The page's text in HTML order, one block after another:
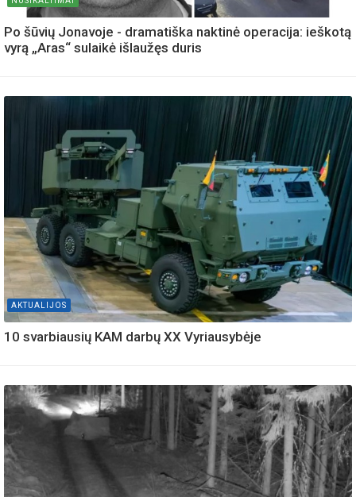
Po šūvių Jonavoje - dramatiška naktinė operacija: ieškotą
vyrą „Aras“ sulaikė išlaužęs duris
AKTUALIJOS
10 svarbiausių KAM darbų XX Vyriausybėje